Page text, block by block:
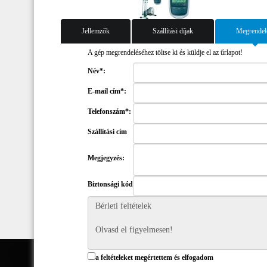
Jellemzők Szállítási díjak
A gép megrendeléséhez töltse ki és küldje el az űrlapot!
Név*:
E-mail cím*:
Telefonszám*:
Szállítási cím
Megjegyzés:
Biztonsági kód
a feltételeket megértettem és elfogadom